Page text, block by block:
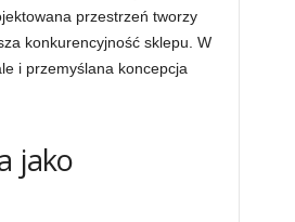
przestrzeń tworzy
konkurencyjność sklepu. W
i przemyślana koncepcja
jako